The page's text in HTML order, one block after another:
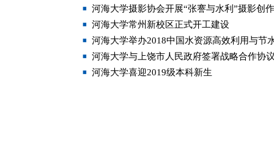
河海大学摄影协会开展“张謇与水利”摄影创
河海大学常州新校区正式开工建设
河海大学举办2018中国水资源高效利用与节
河海大学与上饶市人民政府签署战略合作协
河海大学喜迎2019级本科新生